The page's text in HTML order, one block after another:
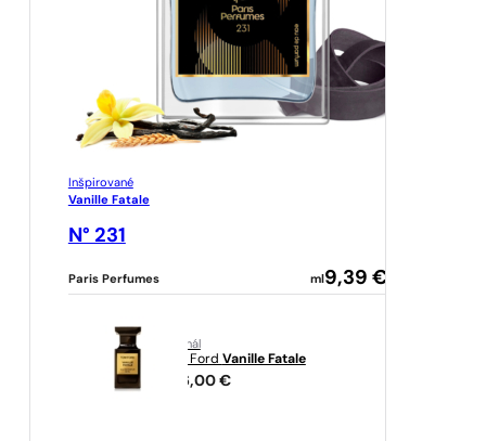
Inšpirované
Vanille Fatale
N° 231
Paris Perfumes ml 9,39 €
originál
Tom Ford Vanille Fatale
446,00 €